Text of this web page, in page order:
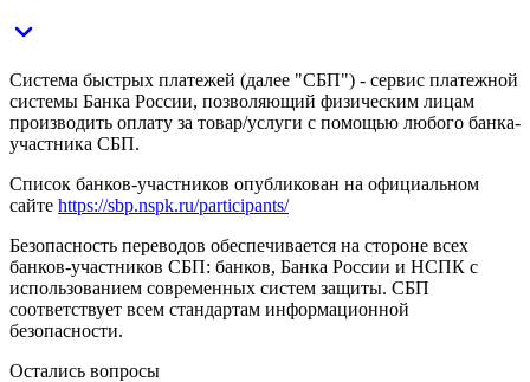
Система быстрых платежей (далее "СБП") - сервис платежной
системы Банка России, позволяющий физическим лицам
производить оплату за товар/услуги с помощью любого банка-
участника СБП.
Список банков-участников опубликован на официальном
сайте https://sbp.nspk.ru/participants/
Безопасность переводов обеспечивается на стороне всех
банков-участников СБП: банков, Банка России и НСПК с
использованием современных систем защиты. СБП
соответствует всем стандартам информационной
безопасности.
Остались вопросы